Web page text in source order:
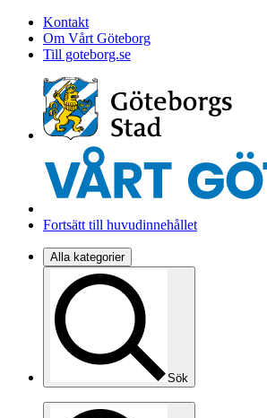
Kontakt
Om Vårt Göteborg
Till goteborg.se
Fortsätt till huvudinnehållet
Alla kategorier
Sök